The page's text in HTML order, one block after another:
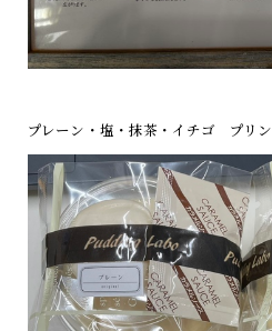
プレーン・塩・抹茶・イチゴ プリン